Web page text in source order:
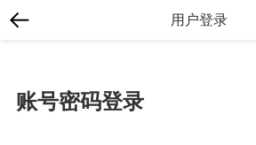
用户登录
账号密码登录